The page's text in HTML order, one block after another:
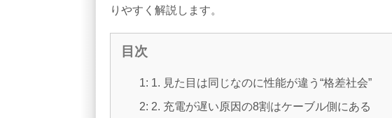
りやすく解説します。
目次
1: 1. 見た目は同じなのに性能が違う“格差社会”
2: 2. 充電が遅い原因の8割はケーブル側にある